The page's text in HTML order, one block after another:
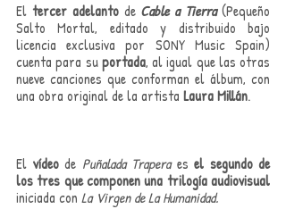
El tercer adelanto de Cable a Tierra (Pequeño
Salto Mortal, editado y distribuido bajo
licencia exclusiva por SONY Music Spain)
cuenta para su portada, al igual que las otras
nueve canciones que conforman el álbum, con
una obra original de la artista Laura Millán.
El vídeo de Puñalada Trapera es el segundo de
los tres que componen una trilogía audiovisual
iniciada con La Virgen de La Humanidad.